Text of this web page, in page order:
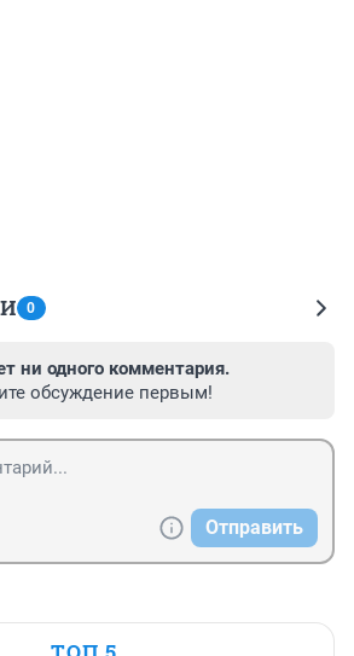
0
ни одного комментария.
обсуждение первым!
Отправить